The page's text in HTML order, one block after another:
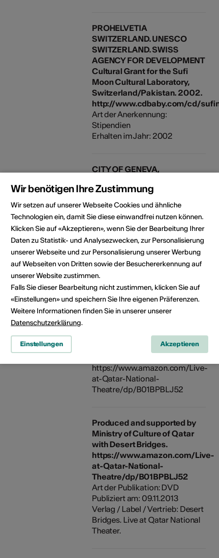
PROHELVETIA
SWITZERLAND. UNESCO
SWITZERLAND. SWISS
AGENCY FOR DEVELOPMENT
Cultural Grant for the Sufi
Moon Cultural Laboratory,
Switzerland/Pakistan. 2002.
http://www.cdbaby.com/cd/
Art der Anerkennung:
Stipendien
Erhalten im Jahr: 2002
CITY OF GENEVA,
NYON, SWITZERLAND
Cultural Grant for the Border
Meetings Music Project. 1999.
http://www.cdbaby.com/cd/
Art der Anerkennung:
Stipendien
Erhalten im Jahr: 1999
Publikationen
Produced and supported by
Ministry of Culture of Qatar
with Desert Bridges.
https://
Art der Publikation: CD
Publiziert am: 09.11.2013
https://www.amazon.com/Live-
at-Qatar-National-
Theatre/dp/B01BPBLJ52
Produced and supported by
Ministry of Culture of Qatar
with Desert Bridges.
https://www.amazon.com/Live-
at-Qatar-National-
Theatre/dp/B01BPBLJ52
Art der Publikation: DVD
Publiziert am: 09.11.2013
Verlag / Label / Vertrieb: Desert
Bridges. Live at Qatar National
Theater.
Wir benötigen Ihre Zustimmung
Wir setzen auf unserer Webseite Cookies und ähnliche
Technologien ein, damit Sie diese einwandfrei nutzen können.
Klicken Sie auf «Akzeptieren», wenn Sie der Bearbeitung Ihrer
Daten zu Statistik- und Analysezwecken, zur Personalisierung
unserer Webseite und zur Personalisierung unserer Werbung
auf Webseiten von Dritten sowie der Besuchererkennung auf
unserer Website zustimmen.
Falls Sie dieser Bearbeitung nicht zustimmen, klicken Sie auf
«Einstellungen» und speichern Sie Ihre eigenen Präferenzen.
Weitere Informationen finden Sie in unserer unserer
Datenschutzerklärung.
Einstellungen Akzeptieren